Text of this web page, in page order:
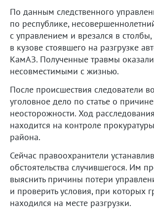
По данным следственного
по республике,
с управлением и врезался в
в кузове стоявшего на разгрузке
КамАЗ. Полученные травмы
несовместимыми с жизнью.
После происшествия следователи
уголовное дело по статье о
неосторожности. Ход
находится на контроле
района.
Сейчас правоохранители
обстоятельства случившегося. Им
выяснить причины потери
и проверить условия, при которых
находился на месте разгрузки.